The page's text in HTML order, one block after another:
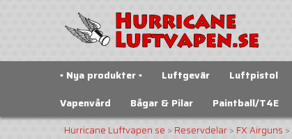
▪️ Nya produkter ▪️ Luftgevär Luftpistol
Vapenvård
Bågar & Pilar Paintball/T4E
Hurricane Luftvapen.se > Reservdelar> FX Airguns >